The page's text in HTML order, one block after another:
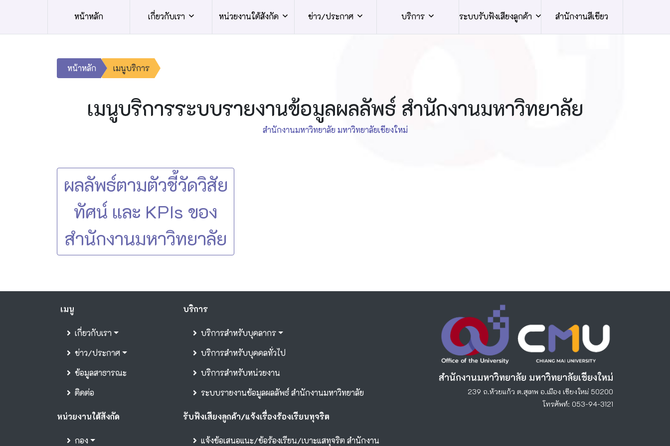
หน้าหลัก เกี่ยวกับเรา หน่วยงานใต้สังกัด ข่าว/ประกาศ บริการ ระบบรับฟังเสียงลูกค้า สำนักงานสีเขียว
หน้าหลัก เมนูบริการ
เมนูบริการระบบรายงานข้อมูลผลลัพธ์ สำนักงานมหาวิทยาลัย
สำนักงานมหาวิทยาลัย มหาวิทยาลัยเชียงใหม่
ผลลัพธ์ตามตัวชี้วัดวิสัย
ทัศน์ และ KPIs ของ
สำนักงานมหาวิทยาลัย
เมนู
เกี่ยวกับเรา
ข่าว/ประกาศ
ข้อมูลสาธารณะ
ติดต่อ
หน่วยงานใต้สังกัด
กอง
บริการ
บริการสำหรับบุคลากร
บริการสำหรับบุคคลทั่วไป
บริการสำหรับหน่วยงาน
ระบบรายงานข้อมูลผลลัพธ์ สำนักงานมหาวิทยาลัย
รับฟังเสียงลูกค้า/แจ้งเรื่องร้องเรียนทุจริต
แจ้งข้อเสนอแนะ/ข้อร้องเรียน/เบาะแสทุจริต สำนักงาน
สำนักงานมหาวิทยาลัย มหาวิทยาลัยเชียงใหม่
239 ถ.ห้วยแก้ว ต.สุเทพ อ.เมือง เชียงใหม่ 50200
โทรศัพท์: 053-94-3121